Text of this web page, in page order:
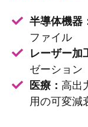
半導体機器
ファイル
レーザー加
ゼーション
医療： 高出
用の可変減